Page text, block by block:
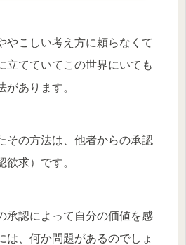
やこしい考え方に頼らなくて
立てていてこの世界にいても
があります。
その方法は、他者からの承認
欲求）です。
承認によって自分の価値を感
は、何か問題があるのでしょ